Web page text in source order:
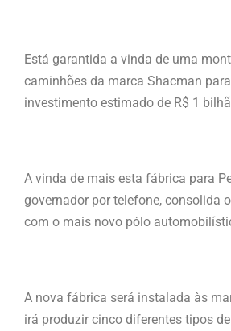
Está garantida a vinda de uma
caminhões da marca Shacman
investimento estimado de R$ 1
A vinda de mais esta fábrica para
governador por telefone, consolida
com o mais novo pólo
A nova fábrica será instalada às
irá produzir cinco diferentes tipos